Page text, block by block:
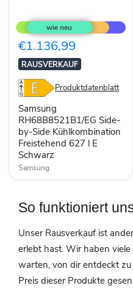
RH68B8521B1/EG
Side-
by-
Side
Kühlkombination
Freistehend
627
E
Schwarz
€1.136,99
RAUSVERKAUF
Produktdatenblatt
Samsung
RH68B8521B1/EG Side-
by-Side Kühlkombination
Freistehend 627 l E
Schwarz
Samsung
So funktioniert
Unser Rausverkauf ist
erlebt hast. Wir haben
warten, von dir entdeckt
Preis dieser Produkte